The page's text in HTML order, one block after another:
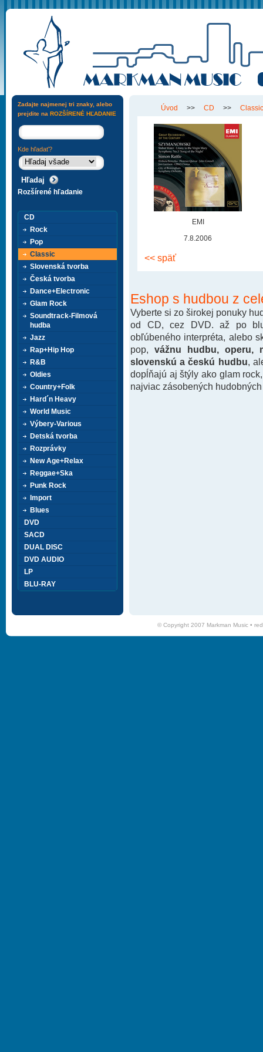
Úvod >> CD >> Classic
EMI
7.8.2006
<< späť
Eshop s hudbou z
Vyberte si zo širokej ponuky
od CD, cez DVD. až po
obľúbeného interpréta, alebo
pop, vážnu hudbu, operu,
slovenskú a českú hudbu ,
dopĺňajú aj štýly ako glam
najviac zásobených
Zadajte najmenej tri znaky, alebo
prejdite na ROZŠÍRENÉ HĽADANIE
Kde hľadať?
Rozšírené hľadanie
CD
Rock
Pop
Classic
Slovenská tvorba
Česká tvorba
Dance+Electronic
Glam Rock
Soundtrack-Filmová
hudba
Jazz
Rap+Hip Hop
R&B
Oldies
Country+Folk
Hard´n Heavy
World Music
Výbery-Various
Detská tvorba
Rozprávky
New Age+Relax
Reggae+Ska
Punk Rock
Import
Blues
DVD
SACD
DUAL DISC
DVD AUDIO
LP
BLU-RAY
© Copyright 2007 Markman Music •